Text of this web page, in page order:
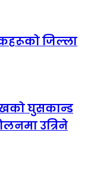
जिल्ला
घुसकान्ड
उत्रिने